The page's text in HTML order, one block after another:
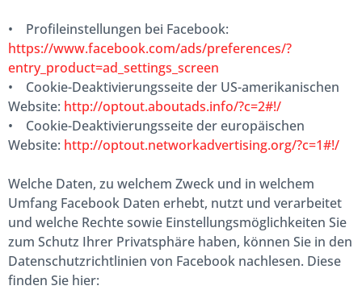
• Profileinstellungen bei Facebook:
https://www.facebook.com/ads/preferences/?
entry_product=ad_settings_screen
• Cookie-Deaktivierungsseite der US-amerikanischen
Website: http://optout.aboutads.info/?c=2#!/
• Cookie-Deaktivierungsseite der europäischen
Website: http://optout.networkadvertising.org/?c=1#!/
Welche Daten, zu welchem Zweck und in welchem
Umfang Facebook Daten erhebt, nutzt und verarbeitet
und welche Rechte sowie Einstellungsmöglichkeiten Sie
zum Schutz Ihrer Privatsphäre haben, können Sie in den
Datenschutzrichtlinien von Facebook nachlesen. Diese
finden Sie hier: